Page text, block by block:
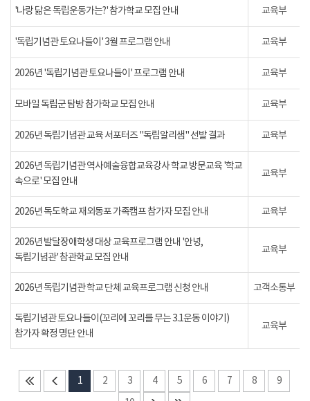
'나랑 닮은 독립운동가는?' 참가학교 모집 안내 교육부
'독립기념관 토요나들이' 3월 프로그램 안내 교육부
2026년 '독립기념관 토요나들이' 프로그램 안내 교육부
모바일 독립군 탐방 참가학교 모집 안내 교육부
2026년 독립기념관 교육 서포터즈 "독립알리샘" 선발 결과 교육부
2026년 독립기념관 역사예술융합교육강사 학교 방문교육 '학교
속으로' 모집 안내
교육부
2026년 독도학교 재외동포 가족캠프 참가자 모집 안내 교육부
2026년 발달장애학생 대상 교육프로그램 안내 '안녕,
독립기념관' 참관학교 모집 안내
교육부
2026년 독립기념관 학교 단체 교육프로그램 신청 안내 고객소통부
독립기념관 토요나들이(꼬리에 꼬리를 무는 3.1운동 이야기)
참가자 확정 명단 안내
교육부
1 2 3 4 5 6 7 8
9